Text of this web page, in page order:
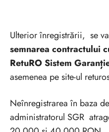
Ulterior înregistrării, se
semnarea contractului
RetuRO Sistem
asemenea pe site-ul
Neînregistrarea în baza
administratorul SGR